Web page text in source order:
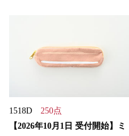
1518D 250点
【2026年10月1日 受付開始】ミ